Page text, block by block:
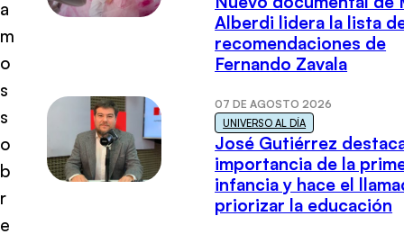
a
m
o
s
s
o
b
r
e
Alberdi lidera la lista
recomendaciones de
Fernando Zavala
07 DE AGOSTO 2026
UNIVERSO AL DÍA
José Gutiérrez
importancia de la
infancia y hace el
priorizar la educación